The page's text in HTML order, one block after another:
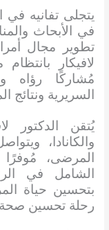
يتجلى تفانيه
في الأبحاث
تطوير مجال
لافيكار
مُشاركًا رؤاه
السريرية ونتائج
يُتقن الدكتور
والكانادا،
المرضى،
الشامل في
بتحسين حياة
رحلة تحسين صحة